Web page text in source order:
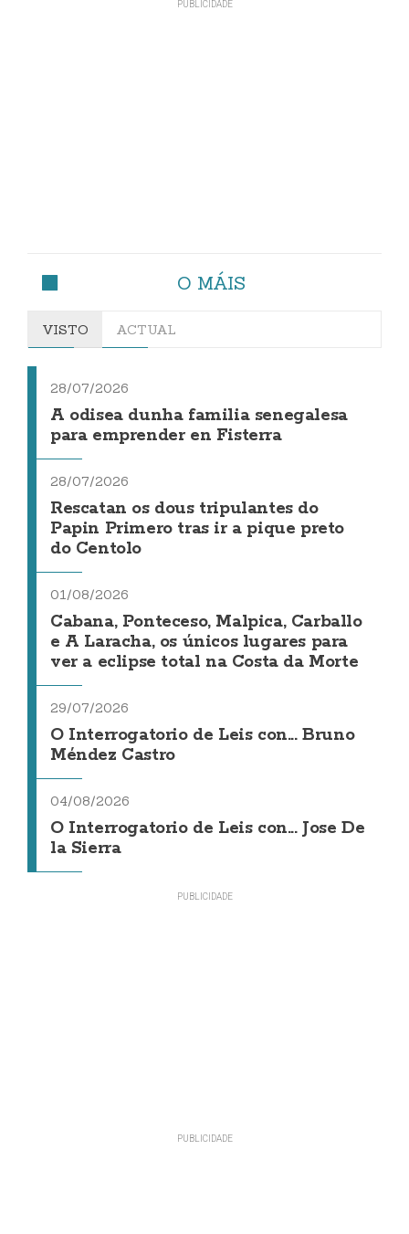
O MÁIS
VISTO ACTUAL
28/07/2026
A odisea dunha familia senegalesa
para emprender en Fisterra
28/07/2026
Rescatan os dous tripulantes do
Papin Primero tras ir a pique preto
do Centolo
01/08/2026
Cabana, Ponteceso, Malpica, Carballo
e A Laracha, os únicos lugares para
ver a eclipse total na Costa da Morte
29/07/2026
O Interrogatorio de Leis con... Bruno
Méndez Castro
04/08/2026
O Interrogatorio de Leis con... Jose De
la Sierra